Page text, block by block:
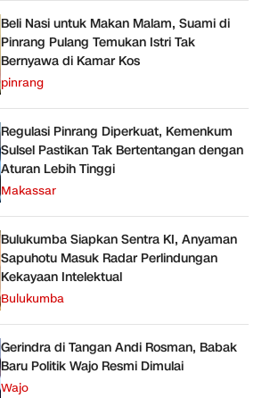
Beli Nasi untuk Makan Malam, Suami di
Pinrang Pulang Temukan Istri Tak
Bernyawa di Kamar Kos
pinrang
Regulasi Pinrang Diperkuat, Kemenkum
Sulsel Pastikan Tak Bertentangan dengan
Aturan Lebih Tinggi
Makassar
Bulukumba Siapkan Sentra KI, Anyaman
Sapuhotu Masuk Radar Perlindungan
Kekayaan Intelektual
Bulukumba
Gerindra di Tangan Andi Rosman, Babak
Baru Politik Wajo Resmi Dimulai
Wajo